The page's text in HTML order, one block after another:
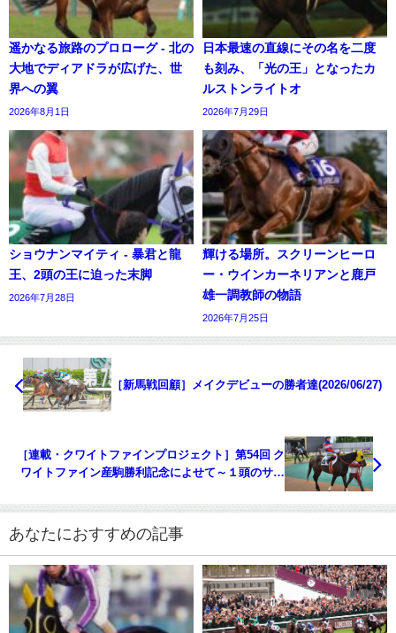
遥かなる旅路のプロローグ - 北の
大地でディアドラが広げた、世
界への翼
2026年8月1日
日本最速の直線にその名を二度
も刻み、「光の王」となったカ
ルストンライトオ
2026年7月29日
ショウナンマイティ - 暴君と龍
王、2頭の王に迫った末脚
2026年7月28日
輝ける場所。スクリーンヒーロ
ー・ウインカーネリアンと鹿戸
雄一調教師の物語
2026年7月25日
［新馬戦回顧］メイクデビューの勝者達(2026/06/27)
［連載・クワイトファインプロジェクト］第54回 ク
ワイトファイン産駒勝利記念によせて～１頭のサラ
あなたにおすすめの記事